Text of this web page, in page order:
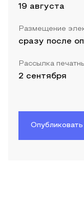
19 августа
Размещение
сразу после
Рассылка
2 сентября